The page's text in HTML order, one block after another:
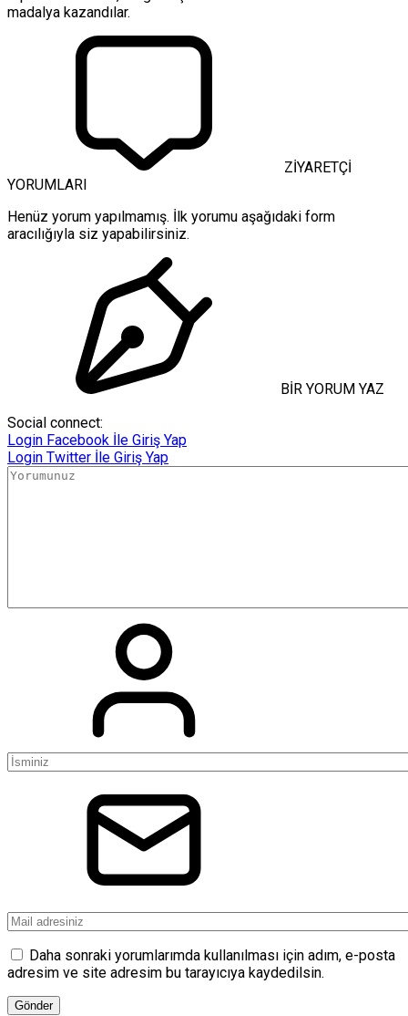
madalya kazandılar.
ZİYARETÇİ
YORUMLARI
Henüz yorum yapılmamış. İlk yorumu aşağıdaki form
aracılığıyla siz yapabilirsiniz.
BİR YORUM YAZ
Social connect:
Login Facebook İle Giriş Yap
Login Twitter İle Giriş Yap
Daha sonraki yorumlarımda kullanılması için adım, e-posta
adresim ve site adresim bu tarayıcıya kaydedilsin.